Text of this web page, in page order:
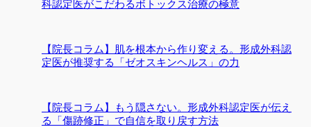
科認定医がこだわるボトックス治療の極意
【院長コラム】肌を根本から作り変える。形成外科認
定医が推奨する「ゼオスキンヘルス」の力
【院長コラム】もう隠さない。形成外科認定医が伝え
る「傷跡修正」で自信を取り戻す方法